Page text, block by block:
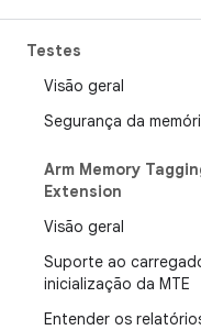
Testes
Visão geral
Segurança da
Arm Memory
Extension
Visão geral
Suporte ao
inicialização da MTE
Entender os